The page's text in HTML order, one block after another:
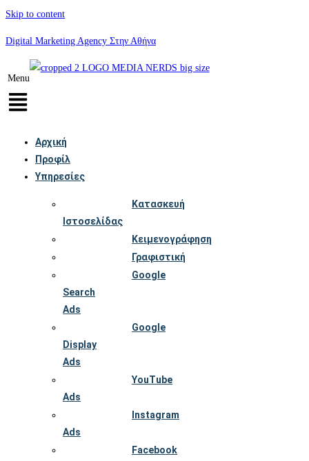
Skip to content
Digital Marketing Agency Στην Αθήνα
Menu
Αρχική
Προφίλ
Υπηρεσίες
Κατασκευή
Ιστοσελίδας
Κειμενογράφηση
Γραφιστική
Google
Search
Ads
Google
Display
Ads
YouTube
Ads
Instagram
Ads
Facebook